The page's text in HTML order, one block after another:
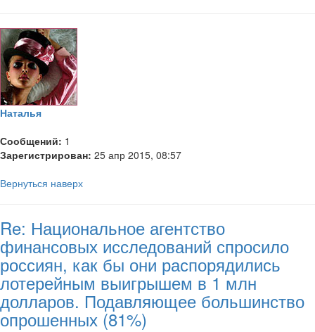
Наталья
Сообщений: 1
Зарегистрирован: 25 апр 2015, 08:57
Вернуться наверх
Re: Национальное агентство
финансовых исследований спросило
россиян, как бы они распорядились
лотерейным выигрышем в 1 млн
долларов. Подавляющее большинство
опрошенных (81%)